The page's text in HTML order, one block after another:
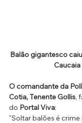
Balão gigantesco
O comandante da
Cotia, Tenente Gollis,
do Portal Viva:
"Soltar balões é crime